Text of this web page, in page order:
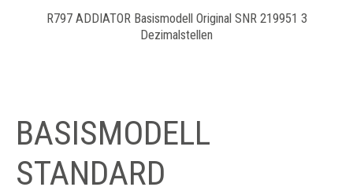
R797 ADDIATOR Basismodell Original SNR 219951 3
Dezimalstellen
BASISMODELL
STANDARD